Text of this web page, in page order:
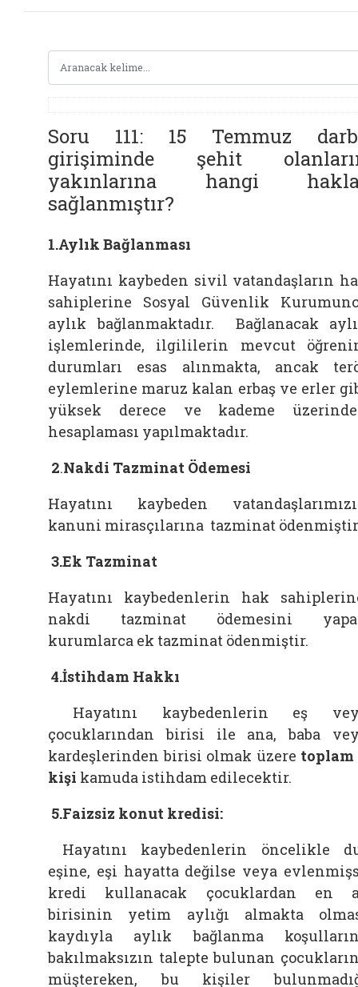
Soru 111: 15 Temmuz
girişiminde şehit
yakınlarına hangi
sağlanmıştır?
1.Aylık Bağlanması
Hayatını kaybeden sivil vatandaşların
sahiplerine Sosyal Güvenlik
aylık bağlanmaktadır. Bağlanacak
işlemlerinde, ilgililerin mevcut
durumları esas alınmakta, ancak
eylemlerine maruz kalan erbaş ve erler
yüksek derece ve kademe
hesaplaması yapılmaktadır.
2.Nakdi Tazminat Ödemesi
Hayatını kaybeden
kanuni mirasçılarına tazminat
3.Ek Tazminat
Hayatını kaybedenlerin hak
nakdi tazminat ödemesini
kurumlarca ek tazminat ödenmiştir.
4.İstihdam Hakkı
Hayatını kaybedenlerin eş
çocuklarından birisi ile ana, baba
kardeşlerinden birisi olmak üzere toplam
kişi kamuda istihdam edilecektir.
5.Faizsiz konut kredisi:
Hayatını kaybedenlerin öncelikle
eşine, eşi hayatta değilse veya
kredi kullanacak çocuklardan en
birisinin yetim aylığı almakta
kaydıyla aylık bağlanma
bakılmaksızın talepte bulunan
müştereken, bu kişiler